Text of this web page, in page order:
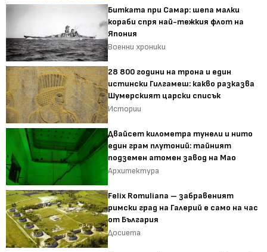
Битката при Самар: шепа малки
кораби спря най-тежкия флот на
Япония
Военни хроники
28 800 години на трона и един
истински Гилгамеш: какво разказва
Шумерският царски списък
Истории
Двайсет километра тунели и нито
един грам плутоний: тайният
подземен атомен завод на Мао
Архитектура
Felix Romuliana – забравеният
римски град на Галерий е само на час
от България
Досиета